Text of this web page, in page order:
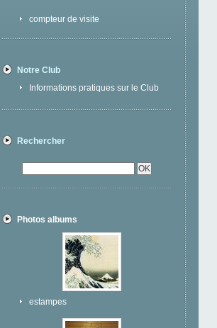
compteur de visite
Notre Club
Informations pratiques sur le Club
Rechercher
Photos albums
estampes